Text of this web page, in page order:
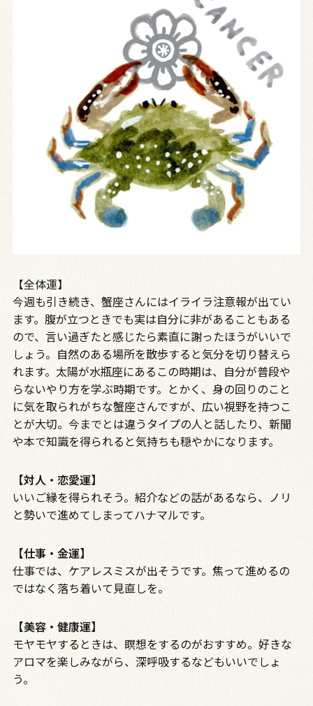
【全体運】
今週も引き続き、蟹座さんにはイライラ注意報が出てい
ます。腹が立つときでも実は自分に非があることもある
ので、言い過ぎたと感じたら素直に謝ったほうがいいで
しょう。自然のある場所を散歩すると気分を切り替えら
れます。太陽が水瓶座にあるこの時期は、自分が普段や
らないやり方を学ぶ時期です。とかく、身の回りのこと
に気を取られがちな蟹座さんですが、広い視野を持つこ
とが大切。今までとは違うタイプの人と話したり、新聞
や本で知識を得られると気持ちも穏やかになります。
【対人・恋愛運】
いいご縁を得られそう。紹介などの話があるなら、ノリ
と勢いで進めてしまってハナマルです。
【仕事・金運】
仕事では、ケアレスミスが出そうです。焦って進めるの
ではなく落ち着いて見直しを。
【美容・健康運】
モヤモヤするときは、瞑想をするのがおすすめ。好きな
アロマを楽しみながら、深呼吸するなどもいいでしょ
う。